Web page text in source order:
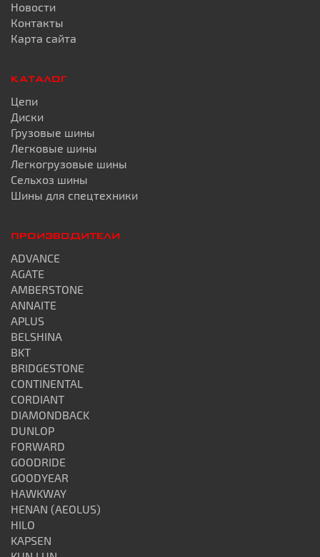
Новости
Контакты
Карта сайта
КАТАЛОГ
Цепи
Диски
Грузовые шины
Легковые шины
Легкогрузовые шины
Сельхоз шины
Шины для спецтехники
ПРОИЗВОДИТЕЛИ
ADVANCE
AGATE
AMBERSTONE
ANNAITE
APLUS
BELSHINA
BKT
BRIDGESTONE
CONTINENTAL
CORDIANT
DIAMONDBACK
DUNLOP
FORWARD
GOODRIDE
GOODYEAR
HAWKWAY
HENAN (AEOLUS)
HILO
KAPSEN